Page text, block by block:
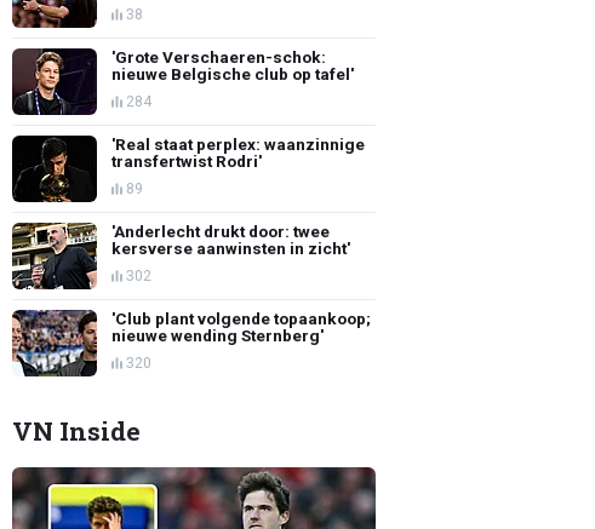
38
'Grote Verschaeren-schok:
nieuwe Belgische club op tafel'
284
'Real staat perplex: waanzinnige
transfertwist Rodri'
89
'Anderlecht drukt door: twee
kersverse aanwinsten in zicht'
302
'Club plant volgende topaankoop;
nieuwe wending Sternberg'
320
VN Inside